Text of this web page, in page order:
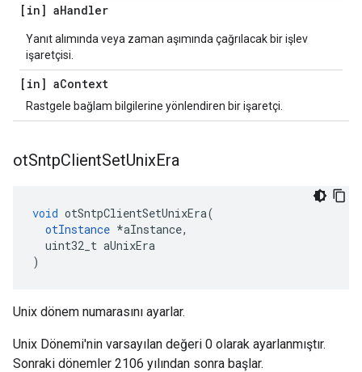
[in] aHandler
Yanıt alımında veya zaman aşımında çağrılacak bir işlev
işaretçisi.
[in] aContext
Rastgele bağlam bilgilerine yönlendiren bir işaretçi.
otSntpClientSetUnixEra
void otSntpClientSetUnixEra(
otInstance *aInstance,
uint32_t aUnixEra
)
Unix dönem numarasını ayarlar.
Unix Dönemi'nin varsayılan değeri 0 olarak ayarlanmıştır.
Sonraki dönemler 2106 yılından sonra başlar.